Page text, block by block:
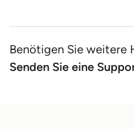
Benötigen Sie weitere
Senden Sie eine